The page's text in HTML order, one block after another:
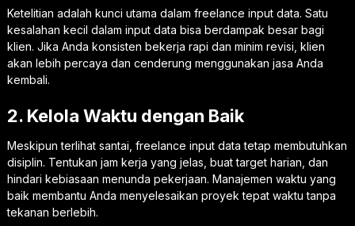
Ketelitian adalah kunci utama dalam freelance input data. Satu
kesalahan kecil dalam input data bisa berdampak besar bagi
klien. Jika Anda konsisten bekerja rapi dan minim revisi, klien
akan lebih percaya dan cenderung menggunakan jasa Anda
kembali.
2. Kelola Waktu dengan Baik
Meskipun terlihat santai, freelance input data tetap membutuhkan
disiplin. Tentukan jam kerja yang jelas, buat target harian, dan
hindari kebiasaan menunda pekerjaan. Manajemen waktu yang
baik membantu Anda menyelesaikan proyek tepat waktu tanpa
tekanan berlebih.